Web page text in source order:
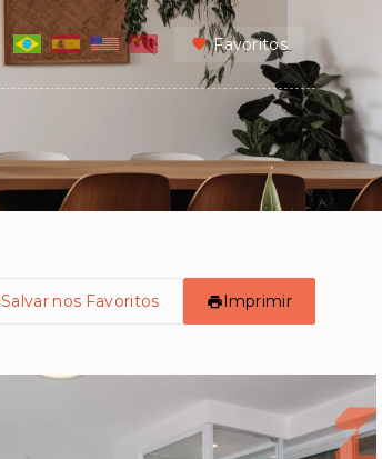
Favoritos
Salvar nos Favoritos Imprimir